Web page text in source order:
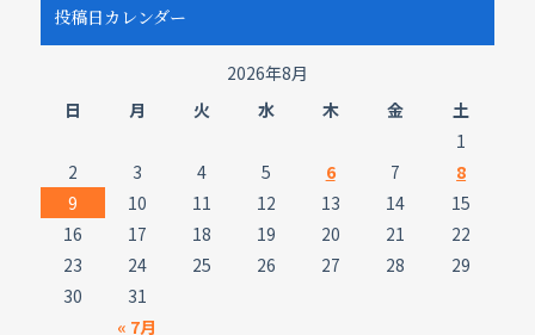
投稿日カレンダー
2026年8月
日
月 火 水 木 金 土
« 7月
1
2
3 4 5 6 7
8
9
10 11 12 13 14
15
16
17 18 19 20 21
22
23
24 25 26 27 28
29
30
31